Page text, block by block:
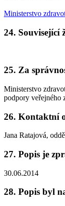
Ministerstvo
24. Související
25. Za
Ministerstvo
podpory veřejného
26. Kontaktní
Jana Ratajová,
27. Popis je
30.06.2014
28. Popis byl